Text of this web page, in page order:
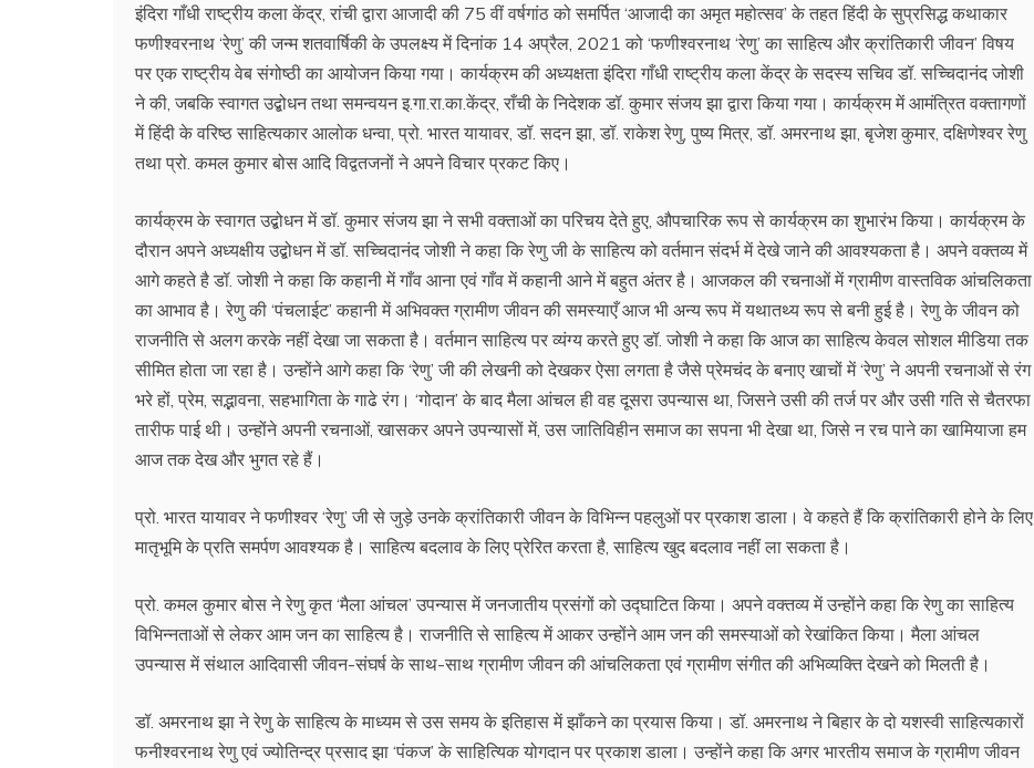
इंदिरा गाँधी राष्ट्रीय कला केंद्र, रांची द्वारा आजादी की 75 वीं वर्षगांठ को समर्पित ‘आजादी का अमृत महोत्सव’ के तहत हिंदी के सुप्रसिद्ध कथाकार
फणीश्वरनाथ ‘रेणु’ की जन्म शतवार्षिकी के उपलक्ष्य में दिनांक 14 अप्रैल, 2021 को ‘फणीश्वरनाथ ‘रेणु’ का साहित्य और क्रांतिकारी जीवन’ विषय
पर एक राष्ट्रीय वेब संगोष्ठी का आयोजन किया गया। कार्यक्रम की अध्यक्षता इंदिरा गाँधी राष्ट्रीय कला केंद्र के सदस्य सचिव डॉ. सच्चिदानंद जोशी
ने की, जबकि स्वागत उद्बोधन तथा समन्वयन इ.गा.रा.का.केंद्र, राँची के निदेशक डॉ. कुमार संजय झा द्वारा किया गया। कार्यक्रम में आमंत्रित वक्तागणों
में हिंदी के वरिष्ठ साहित्यकार आलोक धन्वा, प्रो. भारत यायावर, डॉ. सदन झा, डॉ. राकेश रेणु, पुष्य मित्र, डॉ. अमरनाथ झा, बृजेश कुमार, दक्षिणेश्वर रेणु
तथा प्रो. कमल कुमार बोस आदि विद्वतजनों ने अपने विचार प्रकट किए।
कार्यक्रम के स्वागत उद्बोधन में डॉ. कुमार संजय झा ने सभी वक्ताओं का परिचय देते हुए, औपचारिक रूप से कार्यक्रम का शुभारंभ किया। कार्यक्रम के
दौरान अपने अध्यक्षीय उद्बोधन में डॉ. सच्चिदानंद जोशी ने कहा कि रेणु जी के साहित्य को वर्तमान संदर्भ में देखे जाने की आवश्यकता है। अपने वक्तव्य में
आगे कहते है डॉ. जोशी ने कहा कि कहानी में गाँव आना एवं गाँव में कहानी आने में बहुत अंतर है। आजकल की रचनाओं में ग्रामीण वास्तविक आंचलिकता
का आभाव है। रेणु की ‘पंचलाईट’ कहानी में अभिवक्त ग्रामीण जीवन की समस्याएँ आज भी अन्य रूप में यथातथ्य रूप से बनी हुई है। रेणु के जीवन को
राजनीति से अलग करके नहीं देखा जा सकता है। वर्तमान साहित्य पर व्यंग्य करते हुए डॉ. जोशी ने कहा कि आज का साहित्य केवल सोशल मीडिया तक
सीमित होता जा रहा है। उन्होंने आगे कहा कि ‘रेणु’ जी की लेखनी को देखकर ऐसा लगता है जैसे प्रेमचंद के बनाए खाचों में ‘रेणु’ ने अपनी रचनाओं से रंग
भरे हों, प्रेम, सद्भावना, सहभागिता के गाढे रंग। ‘गोदान’ के बाद मैला आंचल ही वह दूसरा उपन्यास था, जिसने उसी की तर्ज पर और उसी गति से चैतरफा
तारीफ पाई थी। उन्होंने अपनी रचनाओं, खासकर अपने उपन्यासों में, उस जातिविहीन समाज का सपना भी देखा था, जिसे न रच पाने का खामियाजा हम
आज तक देख और भुगत रहे हैं।
प्रो. भारत यायावर ने फणीश्वर ‘रेणु’ जी से जुड़े उनके क्रांतिकारी जीवन के विभिन्न पहलुओं पर प्रकाश डाला। वे कहते हैं कि क्रांतिकारी होने के लिए
मातृभूमि के प्रति समर्पण आवश्यक है। साहित्य बदलाव के लिए प्रेरित करता है, साहित्य खुद बदलाव नहीं ला सकता है।
प्रो. कमल कुमार बोस ने रेणु कृत ‘मैला आंचल’ उपन्यास में जनजातीय प्रसंगों को उद्घाटित किया। अपने वक्तव्य में उन्होंने कहा कि रेणु का साहित्य
विभिन्नताओं से लेकर आम जन का साहित्य है। राजनीति से साहित्य में आकर उन्होंने आम जन की समस्याओं को रेखांकित किया। मैला आंचल
उपन्यास में संथाल आदिवासी जीवन-संघर्ष के साथ-साथ ग्रामीण जीवन की आंचलिकता एवं ग्रामीण संगीत की अभिव्यक्ति देखने को मिलती है।
डॉ. अमरनाथ झा ने रेणु के साहित्य के माध्यम से उस समय के इतिहास में झाँकने का प्रयास किया। डॉ. अमरनाथ ने बिहार के दो यशस्वी साहित्यकारों
फनीश्वरनाथ रेणु एवं ज्योतिन्द्र प्रसाद झा ‘पंकज’ के साहित्यिक योगदान पर प्रकाश डाला। उन्होंने कहा कि अगर भारतीय समाज के ग्रामीण जीवन